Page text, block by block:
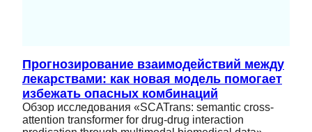
Прогнозирование взаимодействий между
лекарствами: как новая модель помогает
избежать опасных комбинаций
Обзор исследования «SCATrans: semantic cross-
attention transformer for drug-drug interaction